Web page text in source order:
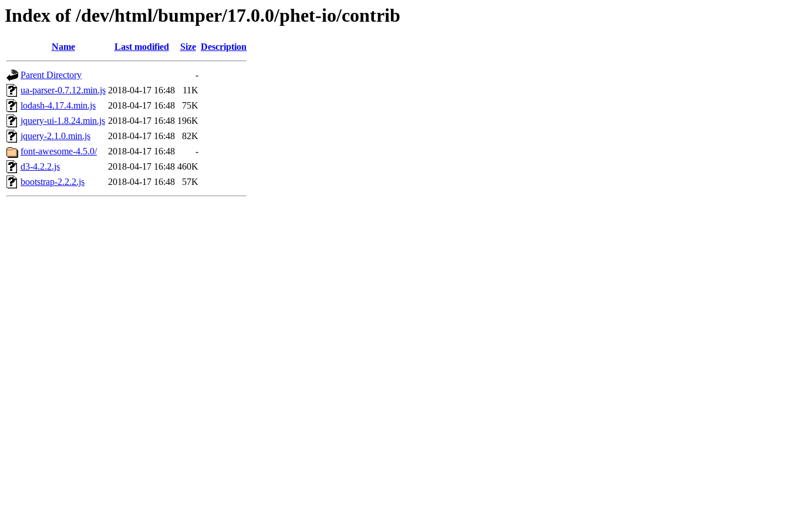
Index of /dev/html/bumper/17.0.0/phet-io/contrib
Name Last modified Size Description
Parent Directory
-
ua-parser-0.7.12.min.js 2018-04-17 16:48
11K
lodash-4.17.4.min.js
2018-04-17 16:48
75K
jquery-ui-1.8.24.min.js 2018-04-17 16:48 196K
jquery-2.1.0.min.js
2018-04-17 16:48
82K
font-awesome-4.5.0/
2018-04-17 16:48
-
d3-4.2.2.js
2018-04-17 16:48 460K
bootstrap-2.2.2.js
2018-04-17 16:48 57K